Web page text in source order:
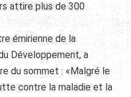
attire plus de 300
émirienne de la
Développement, a
du sommet : «Malgré le
contre la maladie et la